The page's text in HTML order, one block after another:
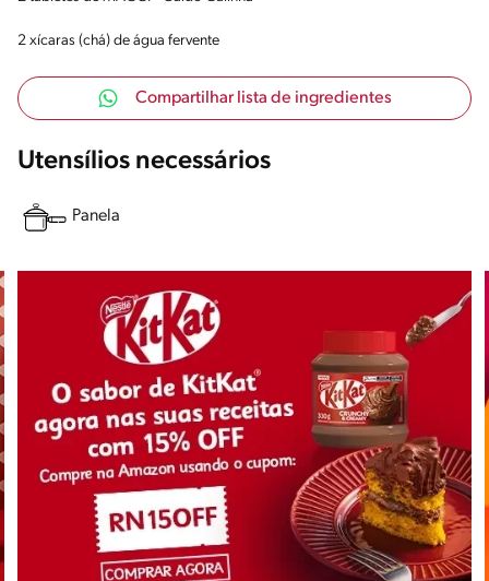
2 xícaras (chá) de água fervente
Compartilhar lista de ingredientes
Utensílios necessários
Panela